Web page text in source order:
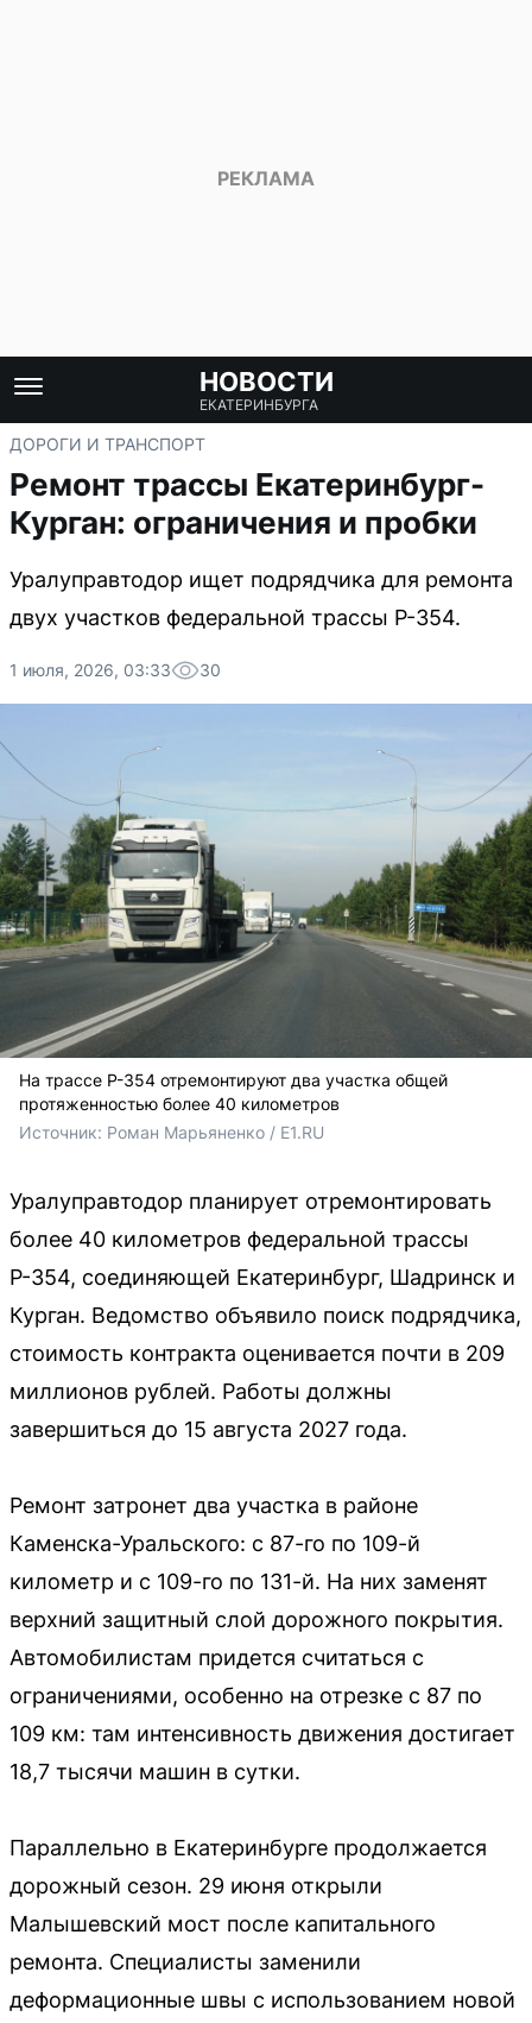
НОВОСТИ
ЕКАТЕРИНБУРГА
ДОРОГИ И ТРАНСПОРТ
Ремонт трассы Екатеринбург-
Курган: ограничения и пробки
Уралуправтодор ищет подрядчика для ремонта
двух участков федеральной трассы Р-354.
1 июля, 2026, 03:33 30
На трассе Р-354 отремонтируют два участка общей
протяженностью более 40 километров
Источник: Роман Марьяненко / E1.RU
Уралуправтодор планирует отремонтировать
более 40 километров федеральной трассы
Р-354, соединяющей Екатеринбург, Шадринск и
Курган. Ведомство объявило поиск подрядчика,
стоимость контракта оценивается почти в 209
миллионов рублей. Работы должны
завершиться до 15 августа 2027 года.
Ремонт затронет два участка в районе
Каменска-Уральского: с 87-го по 109-й
километр и с 109-го по 131-й. На них заменят
верхний защитный слой дорожного покрытия.
Автомобилистам придется считаться с
ограничениями, особенно на отрезке с 87 по
109 км: там интенсивность движения достигает
18,7 тысячи машин в сутки.
Параллельно в Екатеринбурге продолжается
дорожный сезон. 29 июня открыли
Малышевский мост после капитального
ремонта. Специалисты заменили
деформационные швы с использованием новой